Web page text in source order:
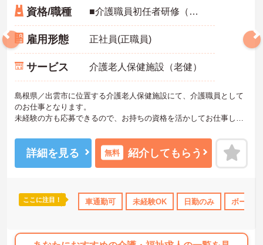
資格取得サポート 産休･育休･介護休暇取得実績あり 社会保険
資格/職種 ■介護職員初任者研修（ヘルパー2級）以上：必須 ■普通自動車運転免許：必須 ■経験：不問
雇用形態 正社員(正職員)
サービス 介護老人保健施設（老健）
島根県／出雲市に位置する介護老人保健施設にて、介護職員として
のお仕事となります。
未経験の方も応募できるので、お持ちの資格を活かしてお仕事して
境となっております♪
ご興味ある方は面接ポイントをお伝えしますので、お気軽にお問い
詳細を見る 無料 紹介してもらう
ここに注目！ 車通勤可 未経験OK 日勤のみ ボーナ